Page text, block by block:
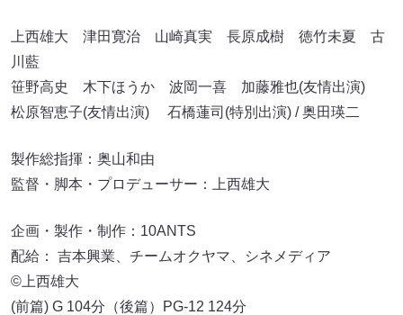
上西雄大 津田寛治 山崎真実 長原成樹 徳竹未夏 古
川藍
笹野高史 木下ほうか 波岡一喜 加藤雅也(友情出演)
松原智恵子(友情出演) 石橋蓮司(特別出演) / 奥田瑛二
製作総指揮：奥山和由
監督・脚本・プロデューサー：上西雄大
企画・製作・制作：10ANTS
配給： 吉本興業、チームオクヤマ、シネメディア
©上西雄大
(前篇) G 104分（後篇）PG-12 124分